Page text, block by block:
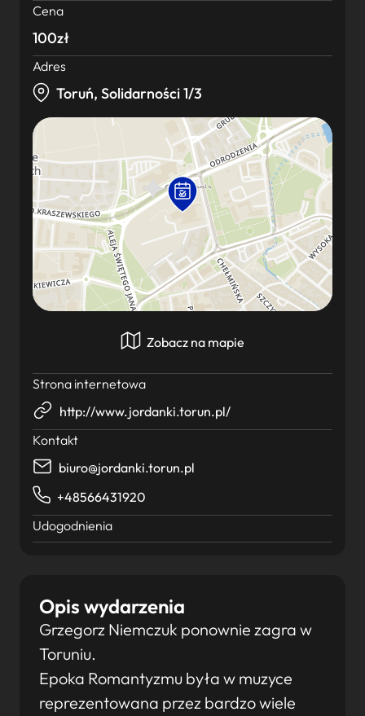
Opis wydarzenia
Grzegorz Niemczuk ponownie zagra w
Toruniu.
Epoka Romantyzmu była w muzyce
reprezentowana przez bardzo wiele
Cena
100zł
Adres
Toruń, Solidarności 1/3
Zobacz na mapie
Strona internetowa
http://www.jordanki.torun.pl/
Kontakt
biuro@jordanki.torun.pl
+48566431920
Udogodnienia